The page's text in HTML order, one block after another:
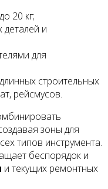
20 кг;
деталей и
для
строительных
рейсмусов.
зоны для
типов инструмента.
беспорядок и
и текущих ремонтных